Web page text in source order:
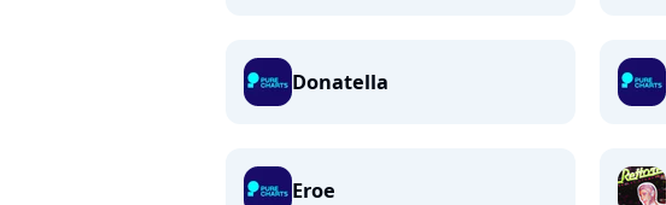
Donatella
Eroe